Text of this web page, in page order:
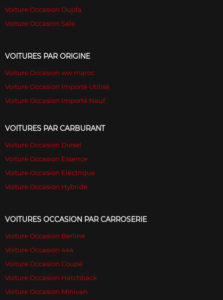
Voiture Occasion Oujda
Voiture Occasion Sale
VOITURES PAR ORIGINE
Voiture Occasion ww maroc
Voiture Occasion Importé Utilisé
Voiture Occasion Importé Neuf
VOITURES PAR CARBURANT
Voiture Occasion Diesel
Voiture Occasion Essence
Voiture Occasion Electrique
Voiture Occasion Hybride
VOITURES OCCASION PAR CARROSERIE
Voiture Occasion Berline
Voiture Occasion 4x4
Voiture Occasion Coupé
Voiture Occasion Hatchback
Voiture Occasion Minivan